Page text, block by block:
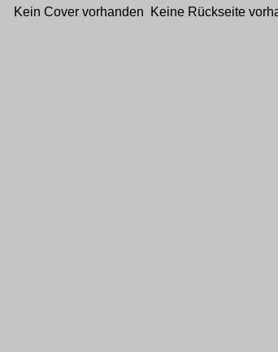
Kein Cover vorhanden Keine Rückseite